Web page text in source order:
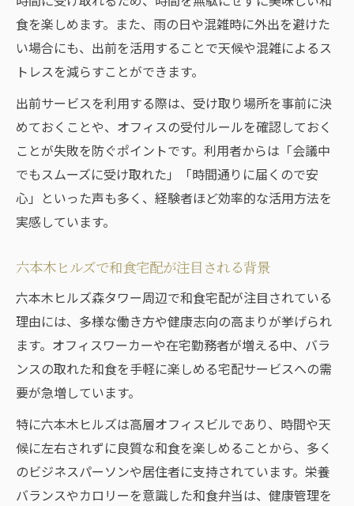
食を楽しめます。また、雨の日や混雑時に外出を避けた
い場合にも、出前を活用することで天候や混雑によるス
トレスを減らすことができます。
出前サービスを利用する際は、受け取り場所を事前に決
めておくことや、オフィスの受付ルールを確認しておく
ことが失敗を防ぐポイントです。利用者からは「会議中
でもスムーズに受け取れた」「時間通りに届くので安
心」といった声も多く、経験者ほど効率的な活用方法を
実感しています。
六本木ヒルズで和食宅配が注目される背景
六本木ヒルズ森タワー周辺で和食宅配が注目されている
理由には、多様な働き方や健康志向の高まりが挙げられ
ます。オフィスワーカーや在宅勤務者が増える中、バラ
ンスの取れた和食を手軽に楽しめる宅配サービスへの需
要が急増しています。
特に六本木ヒルズは高層オフィスビルであり、時間や天
候に左右されずに良質な和食を楽しめることから、多く
のビジネスパーソンや居住者に支持されています。栄養
バランスやカロリーを意識した和食弁当は、健康管理を